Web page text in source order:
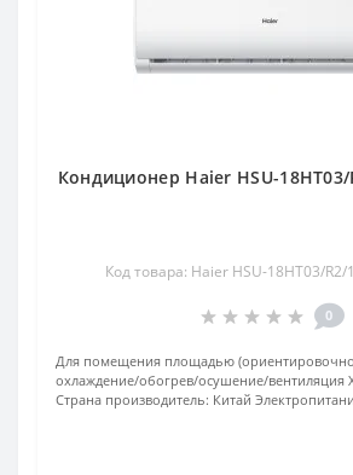
Кондиционер Haier HSU-18HT03/
Код товара: Haier HSU-18HT03/R2/
0
Для помещения площадью
охлаждение/обогрев/осушение/вентиляция
Страна производитель: Китай